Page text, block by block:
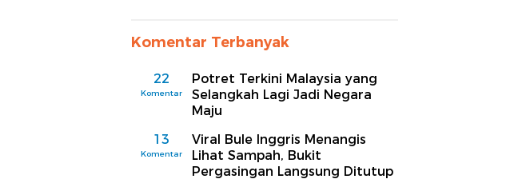
Komentar Terbanyak
22
Komentar
Potret Terkini Malaysia yang
Selangkah Lagi Jadi Negara
Maju
13
Komentar
Viral Bule Inggris Menangis
Lihat Sampah, Bukit
Pergasingan Langsung Ditutup